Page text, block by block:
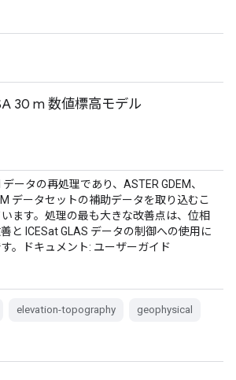
30 m 数値標高モデル
ータの再処理であり、ASTER GDEM、
データセットの補助データを取り込むこ
ます。処理の最も大きな改善点は、位相
と ICESat GLAS データの制御への使用に
。ドキュメント: ユーザーガイド
elevation-topography geophysical